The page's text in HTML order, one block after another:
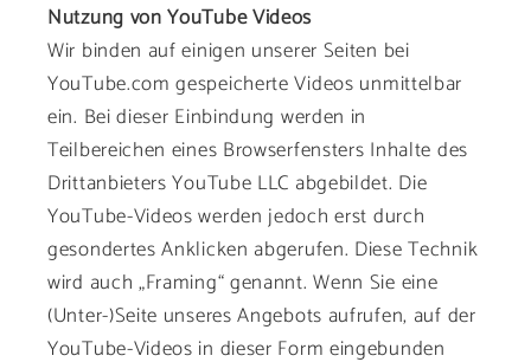
Nutzung von YouTube Videos
Wir binden auf einigen unserer Seiten bei
YouTube.com gespeicherte Videos unmittelbar
ein. Bei dieser Einbindung werden in
Teilbereichen eines Browserfensters Inhalte des
Drittanbieters YouTube LLC abgebildet. Die
YouTube-Videos werden jedoch erst durch
gesondertes Anklicken abgerufen. Diese Technik
wird auch „Framing“ genannt. Wenn Sie eine
(Unter-)Seite unseres Angebots aufrufen, auf der
YouTube-Videos in dieser Form eingebunden